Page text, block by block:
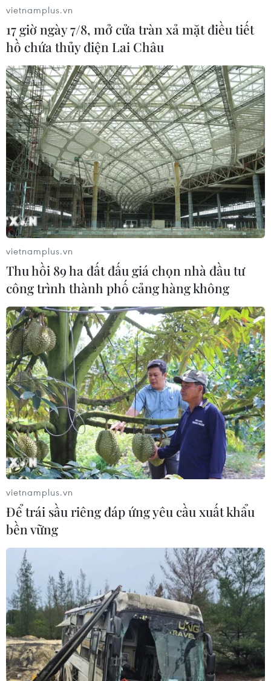
vietnamplus.vn
17 giờ ngày 7/8, mở cửa tràn xả mặt điều tiết
hồ chứa thủy điện Lai Châu
vietnamplus.vn
Thu hồi 89 ha đất đấu giá chọn nhà đầu tư
công trình thành phố cảng hàng không
vietnamplus.vn
Để trái sầu riêng đáp ứng yêu cầu xuất khẩu
bền vững